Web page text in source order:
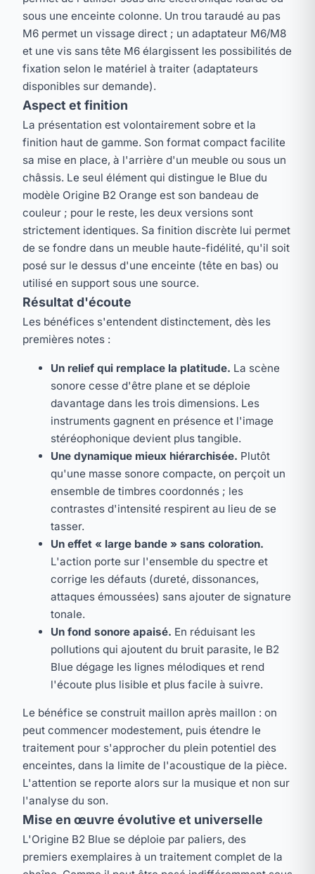
sous une enceinte colonne. Un trou taraudé au pas
M6 permet un vissage direct ; un adaptateur M6/M8
et une vis sans tête M6 élargissent les possibilités de
fixation selon le matériel à traiter (adaptateurs
disponibles sur demande).
Aspect et finition
La présentation est volontairement sobre et la
finition haut de gamme. Son format compact facilite
sa mise en place, à l'arrière d'un meuble ou sous un
châssis. Le seul élément qui distingue le Blue du
modèle Origine B2 Orange est son bandeau de
couleur ; pour le reste, les deux versions sont
strictement identiques. Sa finition discrète lui permet
de se fondre dans un meuble haute-fidélité, qu'il soit
posé sur le dessus d'une enceinte (tête en bas) ou
utilisé en support sous une source.
Résultat d'écoute
Les bénéfices s'entendent distinctement, dès les
premières notes :
Un relief qui remplace la platitude. La scène
sonore cesse d'être plane et se déploie
davantage dans les trois dimensions. Les
instruments gagnent en présence et l'image
stéréophonique devient plus tangible.
Une dynamique mieux hiérarchisée. Plutôt
qu'une masse sonore compacte, on perçoit un
ensemble de timbres coordonnés ; les
contrastes d'intensité respirent au lieu de se
tasser.
Un effet « large bande » sans coloration.
L'action porte sur l'ensemble du spectre et
corrige les défauts (dureté, dissonances,
attaques émoussées) sans ajouter de signature
tonale.
Un fond sonore apaisé. En réduisant les
pollutions qui ajoutent du bruit parasite, le B2
Blue dégage les lignes mélodiques et rend
l'écoute plus lisible et plus facile à suivre.
Le bénéfice se construit maillon après maillon : on
peut commencer modestement, puis étendre le
traitement pour s'approcher du plein potentiel des
enceintes, dans la limite de l'acoustique de la pièce.
L'attention se reporte alors sur la musique et non sur
l'analyse du son.
Mise en œuvre évolutive et universelle
L'Origine B2 Blue se déploie par paliers, des
premiers exemplaires à un traitement complet de la